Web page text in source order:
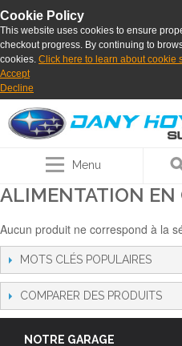
Cookie Policy
This website uses cookies to ensure
checkout progress. By continuing to
cookies. Click here to learn about cookie
Accept
Decline
Menu
ALIMENTATION EN
Aucun produit ne correspond à la
MOTS CLÉS POPULAIRES
COMPARER DES PRODUITS
NOTRE GARAGE